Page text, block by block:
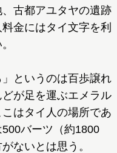
古都アユタヤの遺跡
金にはタイ文字を利
というのは百歩譲れ
が足を運ぶエメラル
はタイ人の場所であ
バーツ（約1800
ないとは思う。